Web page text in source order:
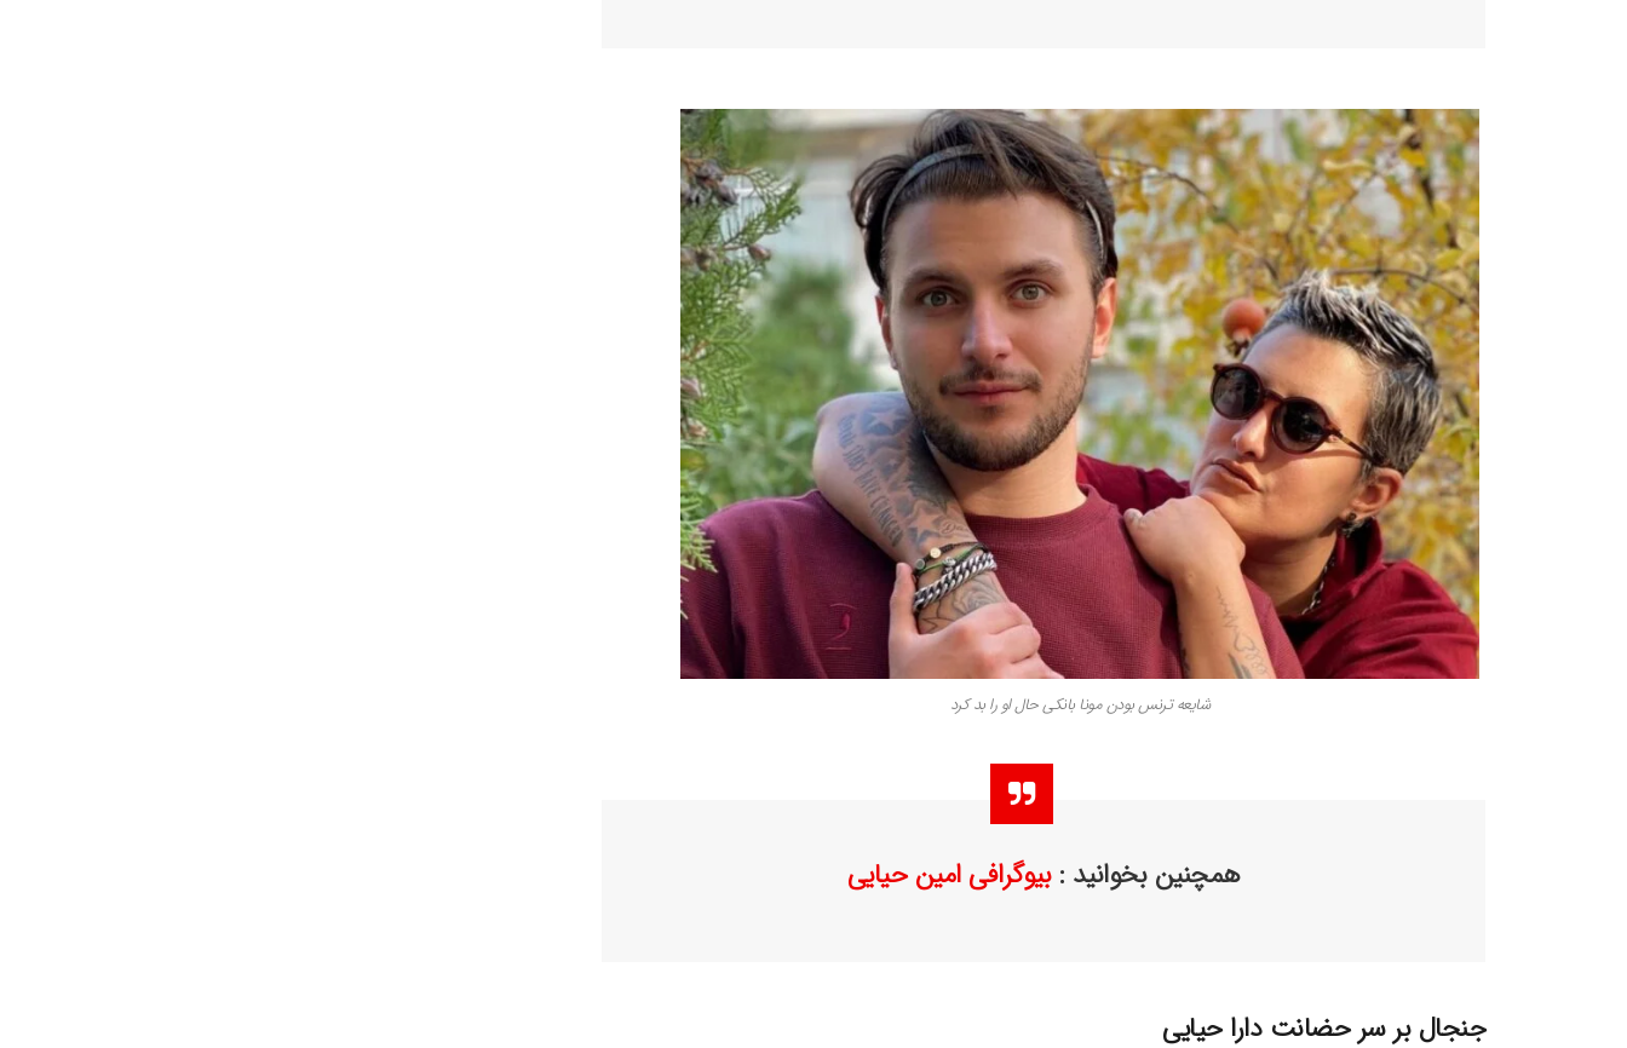
شایعه ترنس بودن مونا بانکی حال او را بد کرد
همچنین بخوانید :بیوگرافی امین حیایی
جنجال بر سر حضانت دارا حیایی